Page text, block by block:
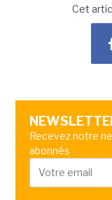
Cet
Recevez notre
abonnés